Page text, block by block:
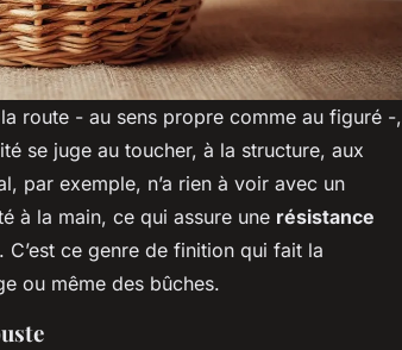
route - au sens propre comme au figuré -,
se juge au toucher, à la structure, aux
par exemple, n’a rien à voir avec un
à la main, ce qui assure une résistance
ce genre de finition qui fait la
ou même des bûches.